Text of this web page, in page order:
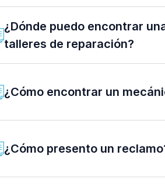
¿Dónde puedo encontrar
talleres de reparación?
¿Cómo encontrar un
¿Cómo presento un